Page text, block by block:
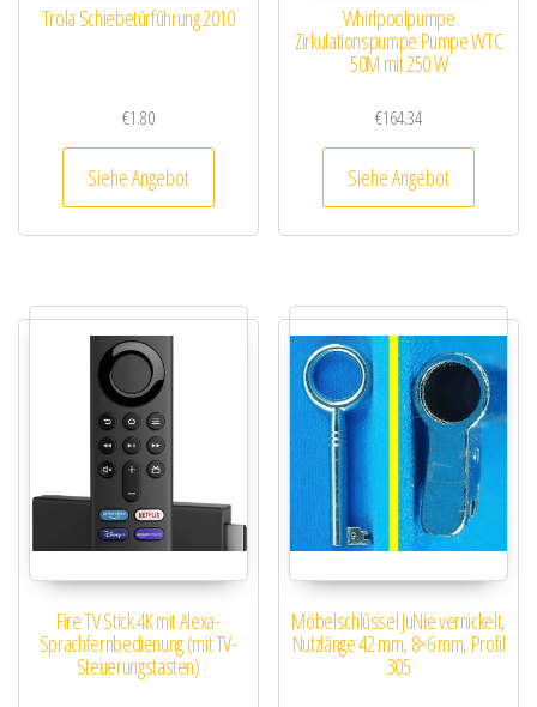
Trola Schiebetürführung 2010
€1.80
Siehe Angebot
Whirlpoolpumpe
Zirkulationspumpe Pumpe WTC
50M mit 250 W
€164.34
Siehe Angebot
Fire TV Stick 4K mit Alexa-
Sprachfernbedienung (mit TV-
Steuerungstasten)
Möbelschlüssel JuNie vernickelt,
Nutzlänge 42 mm, 8×6 mm, Profil
305